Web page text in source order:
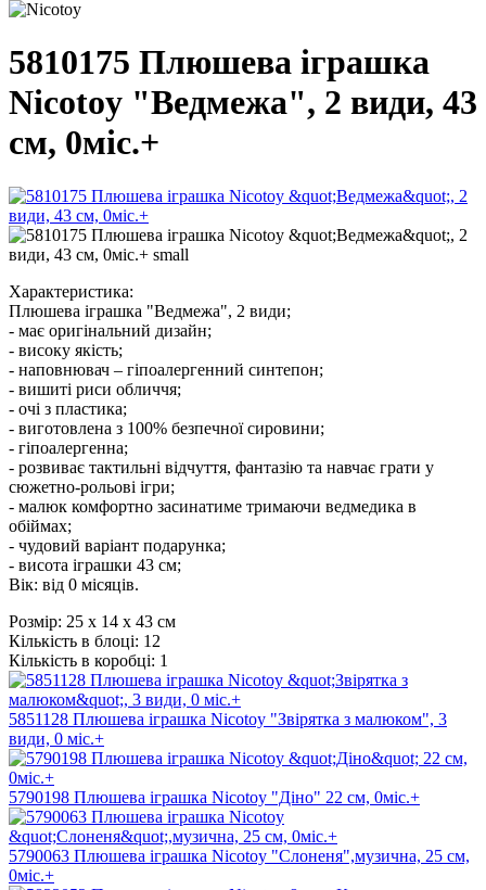
5810175 Плюшева іграшка
Nicotoy "Ведмежа", 2 види, 43
см, 0міс.+
Характеристика:
Плюшева іграшка "Ведмежа", 2 види;
- має оригінальний дизайн;
- високу якість;
- наповнювач – гіпоалергенний синтепон;
- вишиті риси обличчя;
- очі з пластика;
- виготовлена з 100% безпечної сировини;
- гіпоалергенна;
- розвиває тактильні відчуття, фантазію та навчає грати у
сюжетно-рольові ігри;
- малюк комфортно засинатиме тримаючи ведмедика в
обіймах;
- чудовий варіант подарунка;
- висота іграшки 43 см;
Вік: від 0 місяців.
Розмір: 25 х 14 х 43 см
Кількість в блоці: 12
Кількість в коробці: 1
5851128 Плюшева іграшка Nicotoy "Звірятка з малюком", 3
види, 0 міс.+
5790198 Плюшева іграшка Nicotoy "Діно" 22 см, 0міс.+
5790063 Плюшева іграшка Nicotoy "Слоненя",музична, 25 см,
0міс.+